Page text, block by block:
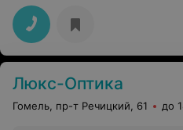
помощнику Наталье
грамотному помощнику и
человеку. Рекомендую этот
вопроса куда обратится за
Люкс-Оптика
Гомель, пр-т Речицкий, 61 до